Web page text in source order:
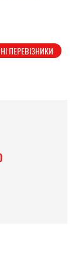
ПЕРЕВІЗНИКИ